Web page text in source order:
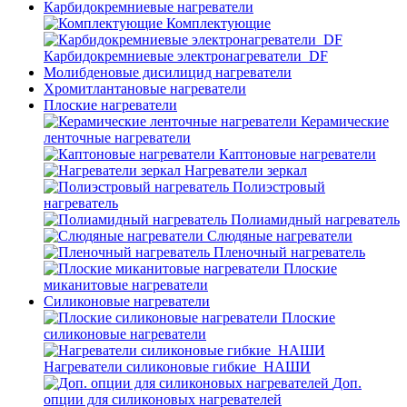
Карбидокремниевые нагреватели
Комплектующие
Карбидокремниевые электронагреватели_DF
Молибденовые дисилицид нагреватели
Хромитлантановые нагреватели
Плоские нагреватели
Керамические
ленточные нагреватели
Каптоновые нагреватели
Нагреватели зеркал
Полиэстровый
нагреватель
Полиамидный нагреватель
Слюдяные нагреватели
Пленочный нагреватель
Плоские
миканитовые нагреватели
Силиконовые нагреватели
Плоские
силиконовые нагреватели
Нагреватели силиконовые гибкие_НАШИ
Доп.
опции для силиконовых нагревателей